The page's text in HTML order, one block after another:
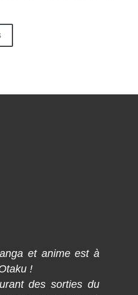
et anime est à
!
des sorties du